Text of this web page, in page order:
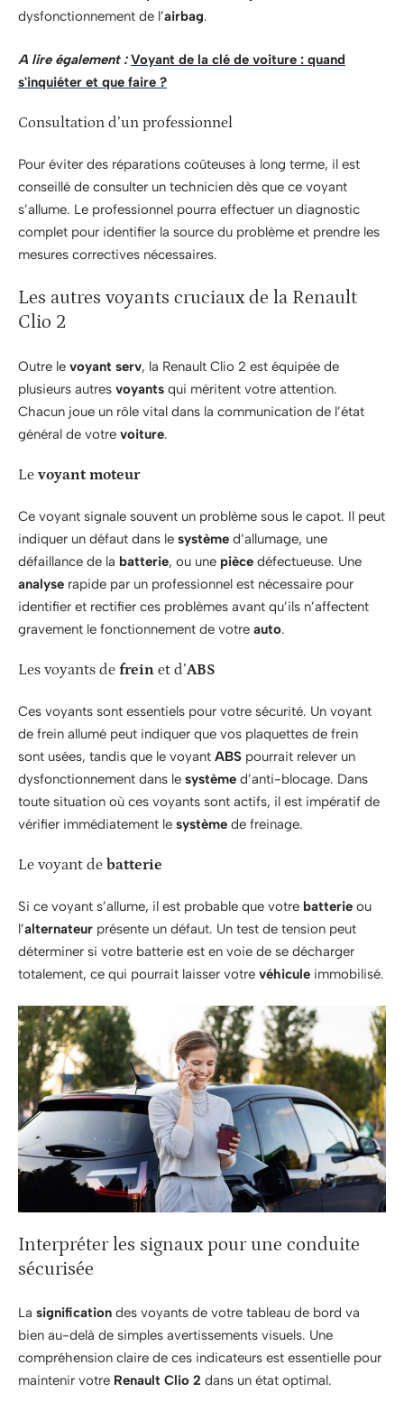
dysfonctionnement de l’airbag.
A lire également : Voyant de la clé de voiture : quand
s'inquiéter et que faire ?
Consultation d’un professionnel
Pour éviter des réparations coûteuses à long terme, il est
conseillé de consulter un technicien dès que ce voyant
s’allume. Le professionnel pourra effectuer un diagnostic
complet pour identifier la source du problème et prendre les
mesures correctives nécessaires.
Les autres voyants cruciaux de la Renault
Clio 2
Outre le voyant serv, la Renault Clio 2 est équipée de
plusieurs autres voyants qui méritent votre attention.
Chacun joue un rôle vital dans la communication de l’état
général de votre voiture.
Le voyant moteur
Ce voyant signale souvent un problème sous le capot. Il peut
indiquer un défaut dans le système d’allumage, une
défaillance de la batterie, ou une pièce défectueuse. Une
analyse rapide par un professionnel est nécessaire pour
identifier et rectifier ces problèmes avant qu’ils n’affectent
gravement le fonctionnement de votre auto.
Les voyants de frein et d’ABS
Ces voyants sont essentiels pour votre sécurité. Un voyant
de frein allumé peut indiquer que vos plaquettes de frein
sont usées, tandis que le voyant ABS pourrait relever un
dysfonctionnement dans le système d’anti-blocage. Dans
toute situation où ces voyants sont actifs, il est impératif de
vérifier immédiatement le système de freinage.
Le voyant de batterie
Si ce voyant s’allume, il est probable que votre batterie ou
l’alternateur présente un défaut. Un test de tension peut
déterminer si votre batterie est en voie de se décharger
totalement, ce qui pourrait laisser votre véhicule immobilisé.
Interpréter les signaux pour une conduite
sécurisée
La signification des voyants de votre tableau de bord va
bien au-delà de simples avertissements visuels. Une
compréhension claire de ces indicateurs est essentielle pour
maintenir votre Renault Clio 2 dans un état optimal.